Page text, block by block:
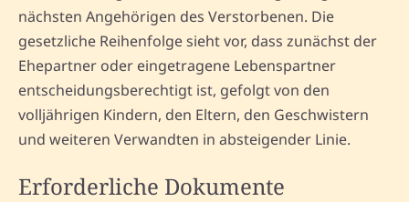
nächsten Angehörigen des Verstorbenen. Die
gesetzliche Reihenfolge sieht vor, dass zunächst der
Ehepartner oder eingetragene Lebenspartner
entscheidungsberechtigt ist, gefolgt von den
volljährigen Kindern, den Eltern, den Geschwistern
und weiteren Verwandten in absteigender Linie.
Erforderliche Dokumente